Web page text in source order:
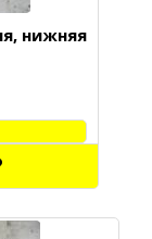
нижняя